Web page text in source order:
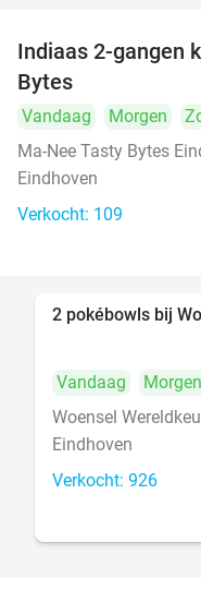
Indiaas 2-gangen
Bytes
Vandaag Morgen
Ma-Nee Tasty Bytes
Eindhoven
Verkocht: 109
2 pokébowls bij
Vandaag Morgen
Woensel
Eindhoven
Verkocht: 926